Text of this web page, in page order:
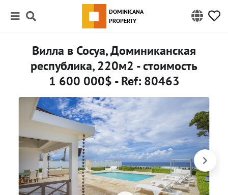
DOMINICANA
PROPERTY
Вилла в Сосуа, Доминиканская
республика, 220м2 - стоимость
1 600 000$ - Ref: 80463